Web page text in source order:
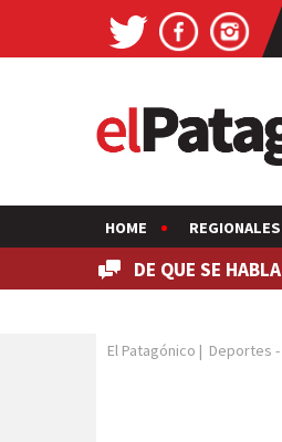
HOME REGIONALES
DE QUE SE HABLA
El Patagónico | Deportes -